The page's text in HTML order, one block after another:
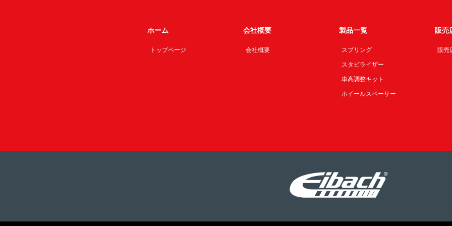
ホーム
トップページ
会社概要
会社概要
製品一覧
スプリング
スタビライザー
車高調整キット
ホイールスペーサー
販売
販売